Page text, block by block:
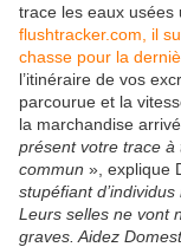
trace les eaux usées
flushtracker.com, il
chasse pour la
l’itinéraire de vos
parcourue et la
la marchandise
présent votre trace à
commun », explique
stupéfiant
Leurs selles ne vont
graves. Aidez